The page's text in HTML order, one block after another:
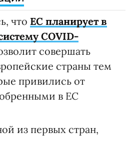
что ЕС планирует в
COVID-
совершать
страны тем
привились от
в ЕС
из первых стран,